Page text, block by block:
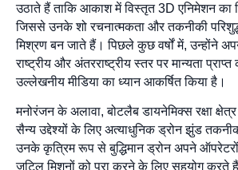
उठाते हैं ताकि आकाश में विस्तृत 3D एनिमेशन का
जिससे उनके शो रचनात्मकता और तकनीकी
मिश्रण बन जाते हैं। पिछले कुछ वर्षों में, उन्होंने
राष्ट्रीय और अंतरराष्ट्रीय स्तर पर मान्यता प्राप्त
उल्लेखनीय मीडिया का ध्यान आकर्षित किया है।
मनोरंजन के अलावा, बोटलैब डायनेमिक्स रक्षा
सैन्य उद्देश्यों के लिए अत्याधुनिक ड्रोन झुंड
उनके कृत्रिम रूप से बुद्धिमान ड्रोन अपने
जटिल मिशनों को पूरा करने के लिए सहयोग करते